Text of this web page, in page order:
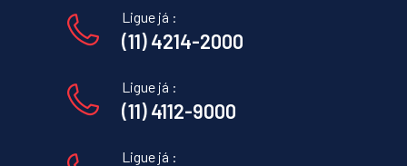
Ligue já :
(11) 4214-2000
Ligue já :
(11) 4112-9000
Ligue já :